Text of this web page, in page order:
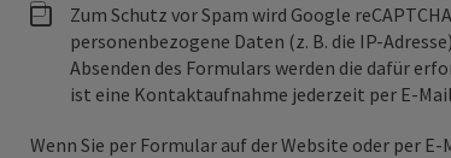
Zum Schutz vor Spam wird Google
personenbezogene Daten (z. B. die IP-
Absenden des Formulars werden die dafür
ist eine Kontaktaufnahme jederzeit per E-
Wenn Sie per Formular auf der Website oder per